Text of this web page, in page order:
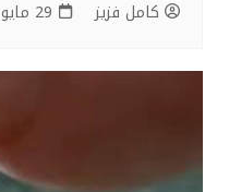
كامل فزيز 29 مايو 2026